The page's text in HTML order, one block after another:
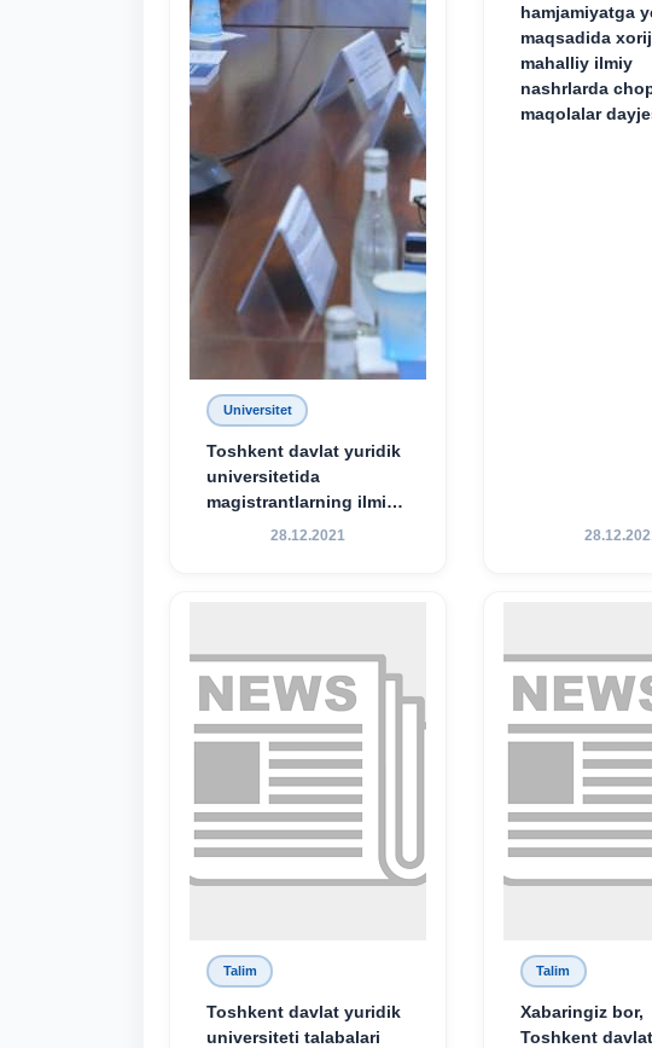
Universitet
Toshkent davlat yuridik
universitetida
magistrantlarning ilmiy-
amaliy konferensiyasi
28.12.2021
hamjamiyatga
maqsadida
mahalliy ilmiy
nashrlarda
maqolalar
Talim
Toshkent davlat yuridik
universiteti talabalari
Talim
Xabaringiz bor,
Toshkent